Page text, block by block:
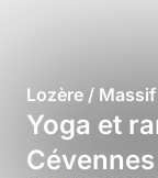
Lozère /
Yoga et
Cévennes